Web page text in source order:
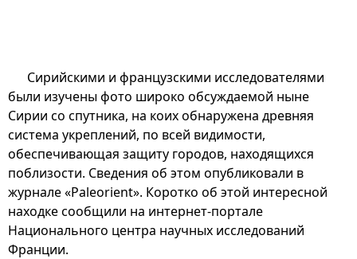
Сирийскими и французскими исследователями
были изучены фото широко обсуждаемой ныне
Сирии со спутника, на коих обнаружена древняя
система укреплений, по всей видимости,
обеспечивающая защиту городов, находящихся
поблизости. Сведения об этом опубликовали в
журнале «Paleorient». Коротко об этой интересной
находке сообщили на интернет-портале
Национального центра научных исследований
Франции.